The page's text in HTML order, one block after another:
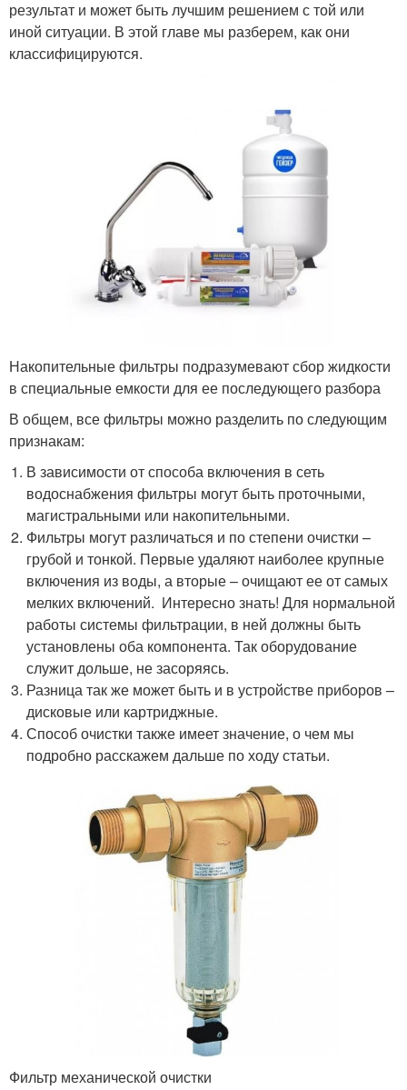
результат и может быть лучшим решением с той или
иной ситуации. В этой главе мы разберем, как они
классифицируются.
Накопительные фильтры подразумевают сбор жидкости
в специальные емкости для ее последующего разбора
В общем, все фильтры можно разделить по следующим
признакам:
В зависимости от способа включения в сеть
водоснабжения фильтры могут быть проточными,
магистральными или накопительными.
Фильтры могут различаться и по степени очистки –
грубой и тонкой. Первые удаляют наиболее крупные
включения из воды, а вторые – очищают ее от самых
мелких включений. Интересно знать! Для нормальной
работы системы фильтрации, в ней должны быть
установлены оба компонента. Так оборудование
служит дольше, не засоряясь.
Разница так же может быть и в устройстве приборов –
дисковые или картриджные.
Способ очистки также имеет значение, о чем мы
подробно расскажем дальше по ходу статьи.
Фильтр механической очистки